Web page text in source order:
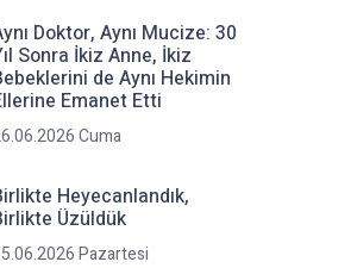
Doktor, Aynı Mucize: 30
Sonra İkiz Anne, İkiz
de Aynı Hekimin
Emanet Etti
Cuma
Heyecanlandık,
Üzüldük
Pazartesi